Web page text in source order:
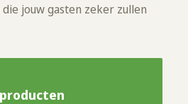
jouw gasten zeker zullen